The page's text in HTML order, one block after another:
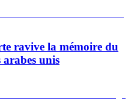
ravive la mémoire du
unis